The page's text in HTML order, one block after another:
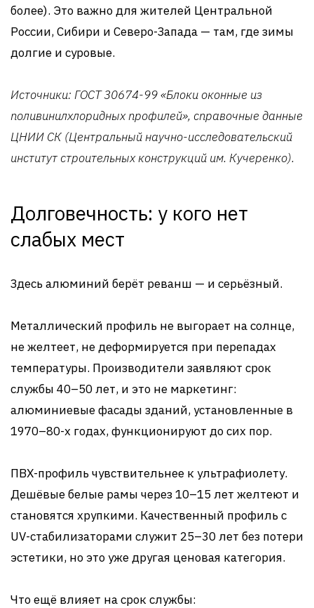
более). Это важно для жителей Центральной
России, Сибири и Северо-Запада — там, где зимы
долгие и суровые.
Источники: ГОСТ 30674-99 «Блоки оконные из
поливинилхлоридных профилей», справочные данные
ЦНИИ СК (Центральный научно-исследовательский
институт строительных конструкций им. Кучеренко).
Долговечность: у кого нет
слабых мест
Здесь алюминий берёт реванш — и серьёзный.
Металлический профиль не выгорает на солнце,
не желтеет, не деформируется при перепадах
температуры. Производители заявляют срок
службы 40–50 лет, и это не маркетинг:
алюминиевые фасады зданий, установленные в
1970–80-х годах, функционируют до сих пор.
ПВХ-профиль чувствительнее к ультрафиолету.
Дешёвые белые рамы через 10–15 лет желтеют и
становятся хрупкими. Качественный профиль с
UV-стабилизаторами служит 25–30 лет без потери
эстетики, но это уже другая ценовая категория.
Что ещё влияет на срок службы: